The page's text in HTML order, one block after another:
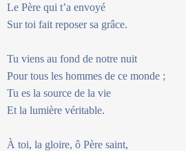
Le Père qui t’a envoyé
Sur toi fait reposer sa grâce.
Tu viens au fond de notre nuit
Pour tous les hommes de ce monde ;
Tu es la source de la vie
Et la lumière véritable.
À toi, la gloire, ô Père saint,